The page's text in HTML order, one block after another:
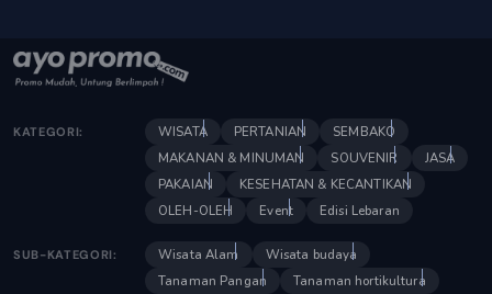
KATEGORI: WISATA PERTANIAN
SEMBAKO
MAKANAN & MINUMAN
SOUVENIR
JASA
PAKAIAN
KESEHATAN & KECANTIKAN
OLEH-OLEH
Event Edisi Lebaran
SUB-KATEGORI: Wisata Alam
Wisata budaya
Tanaman Pangan
Tanaman hortikultura